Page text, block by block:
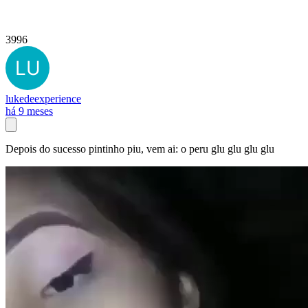
3996
lukedeexperience
há 9 meses
Depois do sucesso pintinho piu, vem ai: o peru glu glu glu glu